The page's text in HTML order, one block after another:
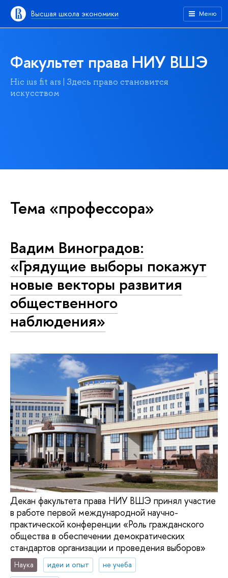
Высшая школа экономики Меню
Факультет права НИУ ВШЭ
Hic ius fit ars | Здесь право становится
искусством
Тема «профессора»
Вадим Виноградов:
«Грядущие выборы покажут
новые векторы развития
общественного
наблюдения»
Декан факультета права НИУ ВШЭ принял участие
в работе первой международной научно-
практической конференции «Роль гражданского
общества в обеспечении демократических
стандартов организации и проведения выборов»
Наука идеи и опыт
не учеба